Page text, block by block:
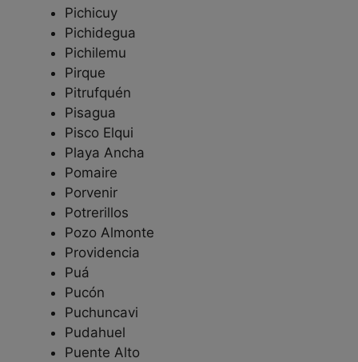
Pichicuy
Pichidegua
Pichilemu
Pirque
Pitrufquén
Pisagua
Pisco Elqui
Playa Ancha
Pomaire
Porvenir
Potrerillos
Pozo Almonte
Providencia
Puá
Pucón
Puchuncavi
Pudahuel
Puente Alto